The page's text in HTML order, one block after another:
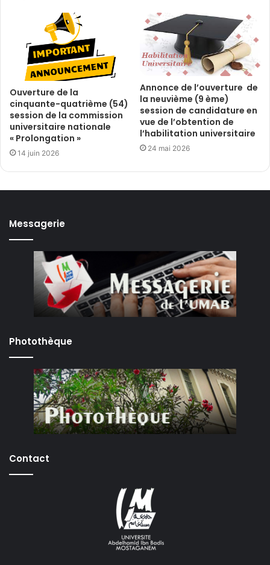
Ouverture de la
cinquante-quatrième (54)
session de la commission
universitaire nationale
« Prolongation »
14 juin 2026
Annonce de l’ouverture de
la neuvième (9 ème)
session de candidature en
vue de l’obtention de
l’habilitation universitaire
24 mai 2026
Messagerie
Photothèque
Contact